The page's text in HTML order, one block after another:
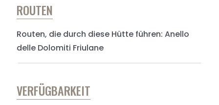
ROUTEN
Routen, die durch diese Hütte führen: Anello
delle Dolomiti Friulane
VERFÜGBARKEIT